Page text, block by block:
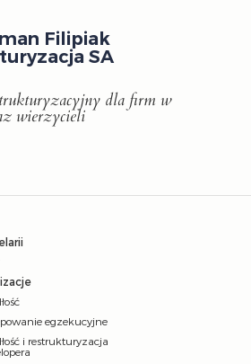
Filipiak
SA
dla firm w
wierzycieli
egzekucyjne
i restrukturyzacja